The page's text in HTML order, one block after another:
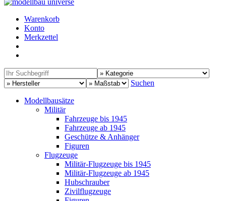
Warenkorb
Konto
Merkzettel
Suchen
Modellbausätze
Militär
Fahrzeuge bis 1945
Fahrzeuge ab 1945
Geschütze & Anhänger
Figuren
Flugzeuge
Militär-Flugzeuge bis 1945
Militär-Flugzeuge ab 1945
Hubschrauber
Zivilflugzeuge